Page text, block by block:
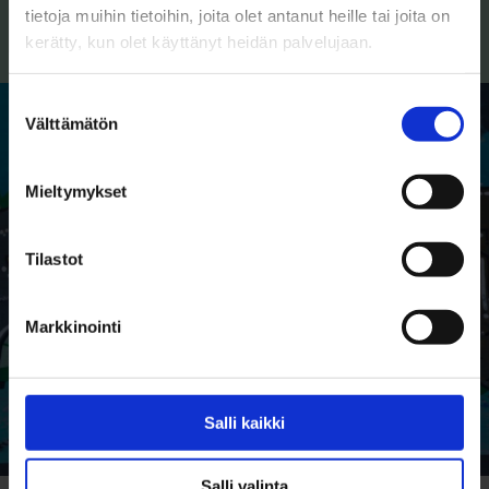
tietoja muihin tietoihin, joita olet antanut heille tai joita on
kerätty, kun olet käyttänyt heidän palvelujaan.
valinta
Välttämätön
Mieltymykset
Tilastot
Markkinointi
Salli kaikki
Pulmakulma: Hyvinvointi ja terveys